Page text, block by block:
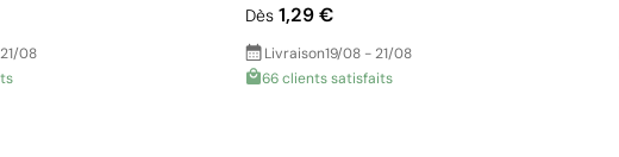
08
Dès1,29 €
Livraison19/08 - 21/08
66 clients satisfaits